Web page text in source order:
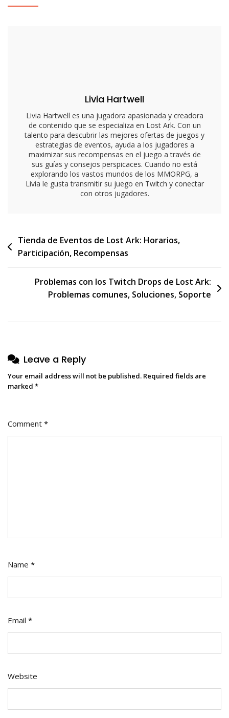
Livia Hartwell
Livia Hartwell es una jugadora apasionada y creadora
de contenido que se especializa en Lost Ark. Con un
talento para descubrir las mejores ofertas de juegos y
estrategias de eventos, ayuda a los jugadores a
maximizar sus recompensas en el juego a través de
sus guías y consejos perspicaces. Cuando no está
explorando los vastos mundos de los MMORPG, a
Livia le gusta transmitir su juego en Twitch y conectar
con otros jugadores.
Post
navigation
Tienda de Eventos de Lost Ark: Horarios,
Participación, Recompensas
Problemas con los Twitch Drops de Lost Ark:
Problemas comunes, Soluciones, Soporte
Leave a Reply
Your email address will not be published. Required fields are
marked *
Comment *
Name *
Email *
Website